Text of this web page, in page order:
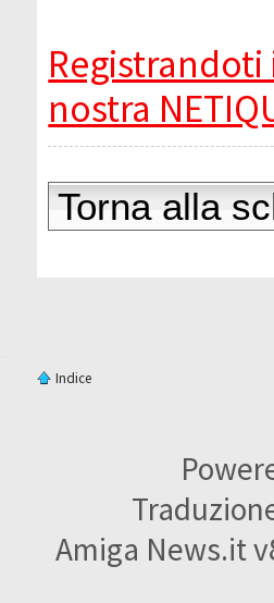
nostra
Torna alla
Indice
Amiga News.it